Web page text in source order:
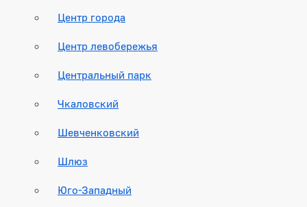
Центр города
Центр левобережья
Центральный парк
Чкаловский
Шевченковский
Шлюз
Юго-Западный